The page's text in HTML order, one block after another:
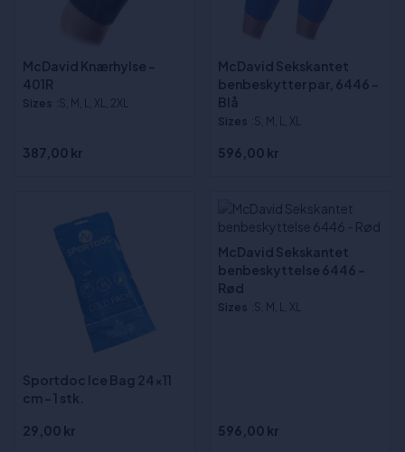
McDavid Knærhylse -
401R
Sizes :S, M, L, XL, 2XL
387,00 kr
McDavid Sekskantet
benbeskytter par, 6446 -
Blå
Sizes :S, M, L, XL
596,00 kr
Sportdoc Ice Bag 24x11
cm - 1 stk.
29,00 kr
McDavid Sekskantet
benbeskyttelse 6446 -
Rød
Sizes :S, M, L, XL
596,00 kr